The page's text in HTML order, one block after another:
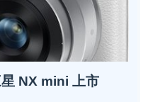
NX mini 上市